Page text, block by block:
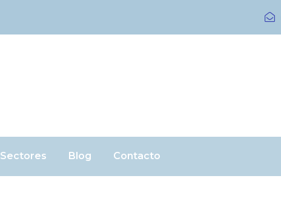
Sectores Blog Contacto